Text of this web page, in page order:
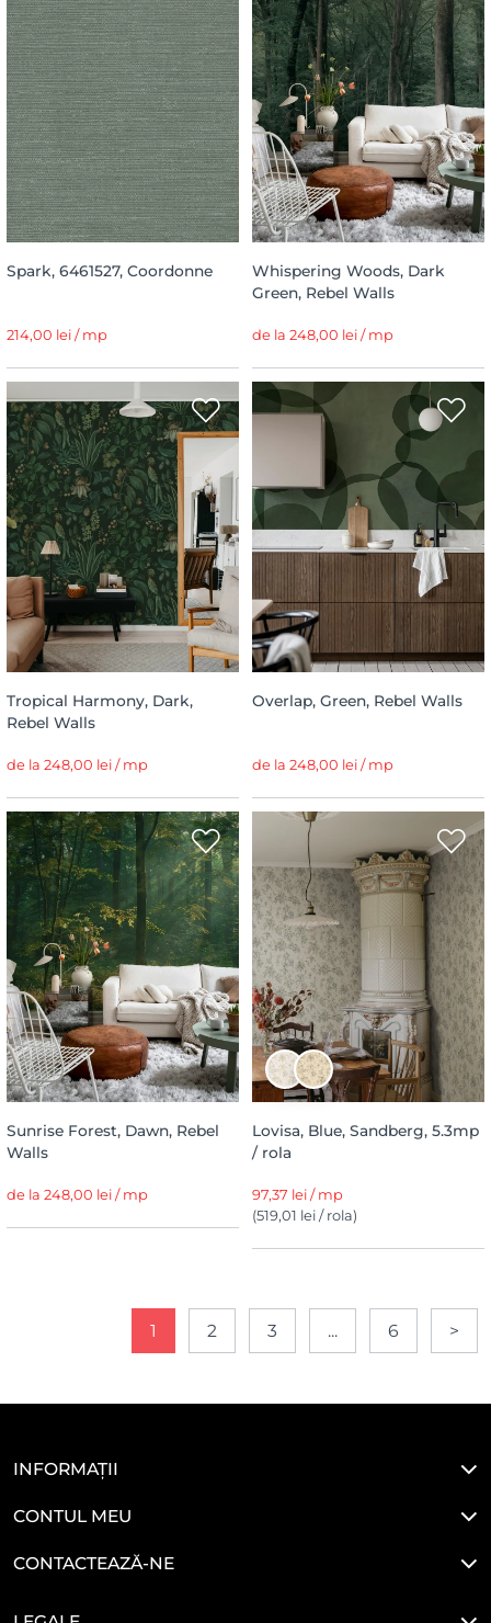
Spark, 6461527, Coordonne
214,00 lei / mp
Whispering Woods, Dark
Green, Rebel Walls
de la 248,00 lei / mp
Tropical Harmony, Dark,
Rebel Walls
de la 248,00 lei / mp
Overlap, Green, Rebel Walls
de la 248,00 lei / mp
Sunrise Forest, Dawn, Rebel
Walls
de la 248,00 lei / mp
Lovisa, Blue, Sandberg, 5.3mp
/ rola
97,37 lei / mp
(519,01 lei / rola)
1 2 3 ... 6 >
INFORMAȚII
CONTUL MEU
CONTACTEAZĂ-NE